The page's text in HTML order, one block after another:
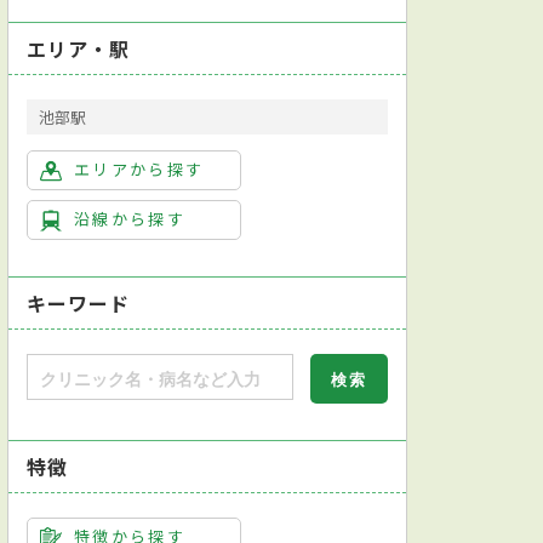
エリア・駅
池部駅
エリアから探す
沿線から探す
キーワード
特徴
特徴から探す